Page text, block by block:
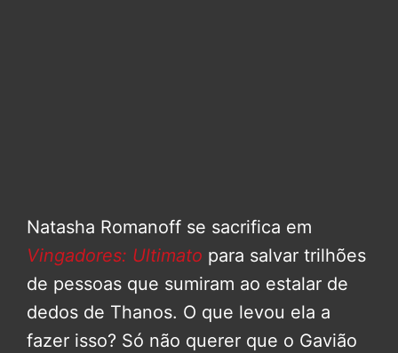
Natasha Romanoff se sacrifica em
Vingadores: Ultimato para salvar trilhões
de pessoas que sumiram ao estalar de
dedos de Thanos. O que levou ela a
fazer isso? Só não querer que o Gavião